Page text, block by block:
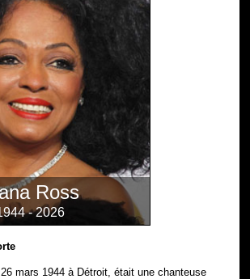
Ross
- 2026
mars 1944 à Détroit, était une chanteuse